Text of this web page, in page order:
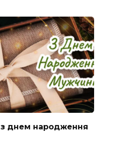
з днем народження